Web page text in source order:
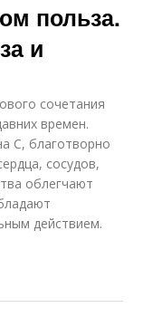
польза.
и
сочетания
времен.
C, благотворно
сосудов,
облегчают
действием.